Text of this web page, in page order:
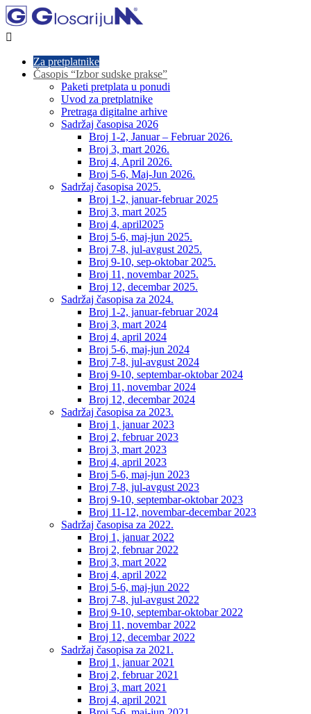

Za pretplatnike
Časopis “Izbor sudske prakse”
Paketi pretplata u ponudi
Uvod za pretplatnike
Pretraga digitalne arhive
Sadržaj časopisa 2026
Broj 1-2, Januar – Februar 2026.
Broj 3, mart 2026.
Broj 4, April 2026.
Broj 5-6, Maj-Jun 2026.
Sadržaj časopisa 2025.
Broj 1-2, januar-februar 2025
Broj 3, mart 2025
Broj 4, april2025
Broj 5-6, maj-jun 2025.
Broj 7-8, jul-avgust 2025.
Broj 9-10, sep-oktobar 2025.
Broj 11, novembar 2025.
Broj 12, decembar 2025.
Sadržaj časopisa za 2024.
Broj 1-2, januar-februar 2024
Broj 3, mart 2024
Broj 4, april 2024
Broj 5-6, maj-jun 2024
Broj 7-8, jul-avgust 2024
Broj 9-10, septembar-oktobar 2024
Broj 11, novembar 2024
Broj 12, decembar 2024
Sadržaj časopisa za 2023.
Broj 1, januar 2023
Broj 2, februar 2023
Broj 3, mart 2023
Broj 4, april 2023
Broj 5-6, maj-jun 2023
Broj 7-8, jul-avgust 2023
Broj 9-10, septembar-oktobar 2023
Broj 11-12, novembar-decembar 2023
Sadržaj časopisa za 2022.
Broj 1, januar 2022
Broj 2, februar 2022
Broj 3, mart 2022
Broj 4, april 2022
Broj 5-6, maj-jun 2022
Broj 7-8, jul-avgust 2022
Broj 9-10, septembar-oktobar 2022
Broj 11, novembar 2022
Broj 12, decembar 2022
Sadržaj časopisa za 2021.
Broj 1, januar 2021
Broj 2, februar 2021
Broj 3, mart 2021
Broj 4, april 2021